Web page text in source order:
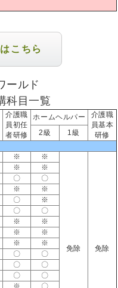
こちら
ールド
科目一覧
介護職
員初任
者研修
ホームヘルパー
介護職
員基本
研修
2級
1級
※ ※
免除 免除
※
※
〇
〇
※
※
〇
※
〇
〇
※
※
※
※
※
※
〇
〇
〇
〇
〇
〇
※ 〇